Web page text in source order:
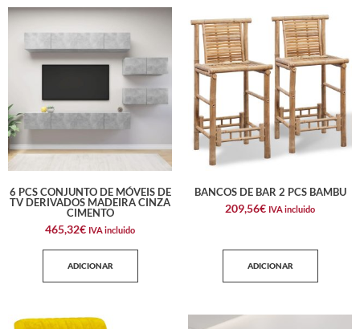
6 PCS CONJUNTO DE MÓVEIS DE
TV DERIVADOS MADEIRA CINZA
CIMENTO
465,32€ IVA incluido
ADICIONAR
BANCOS DE BAR 2 PCS BAMBU
209,56€ IVA incluido
ADICIONAR